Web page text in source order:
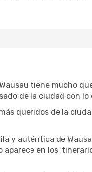
tiene mucho
de la ciudad con lo
queridos de la
y auténtica de
en los